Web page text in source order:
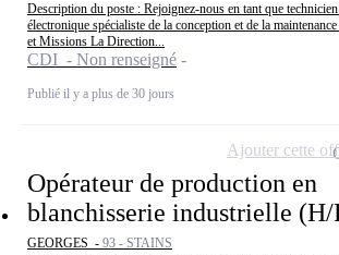
Description du poste : Rejoignez-nous en tant que
électronique spécialiste de la conception et de la
et Missions La Direction...
CDI - Non renseigné
Publié il y a plus de 30 jours
Opérateur de production en
blanchisserie industrielle (H/
GEORGES - 93 - STAINS
Ajouter cette